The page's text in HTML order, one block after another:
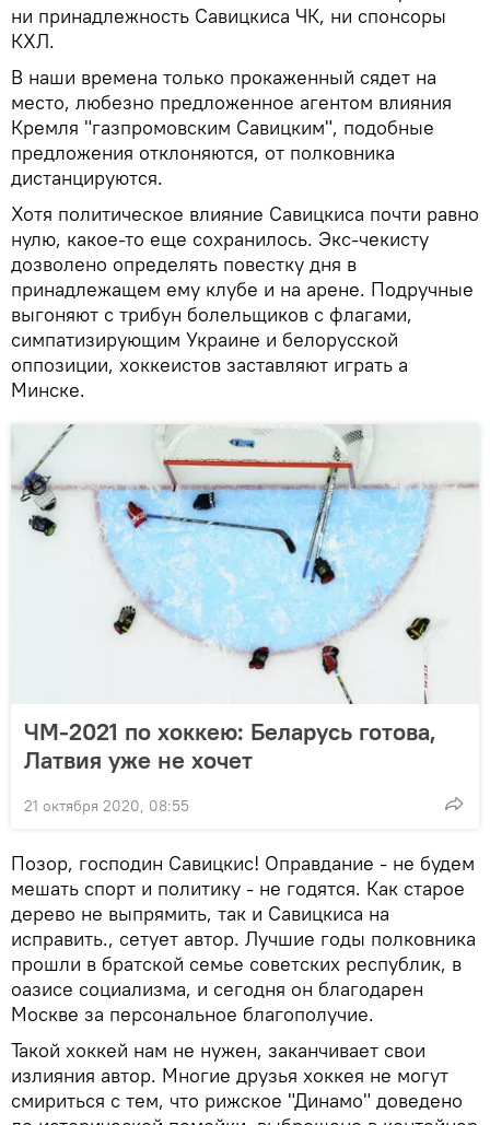
ни принадлежность Савицкиса ЧК, ни спонсоры
КХЛ.
В наши времена только прокаженный сядет на
место, любезно предложенное агентом влияния
Кремля "газпромовским Савицким", подобные
предложения отклоняются, от полковника
дистанцируются.
Хотя политическое влияние Савицкиса почти равно
нулю, какое-то еще сохранилось. Экс-чекисту
дозволено определять повестку дня в
принадлежащем ему клубе и на арене. Подручные
выгоняют с трибун болельщиков с флагами,
симпатизирующим Украине и белорусской
оппозиции, хоккеистов заставляют играть а
Минске.
ЧМ-2021 по хоккею: Беларусь готова,
Латвия уже не хочет
21 октября 2020, 08:55
Позор, господин Савицкис! Оправдание - не будем
мешать спорт и политику - не годятся. Как старое
дерево не выпрямить, так и Савицкиса на
исправить., сетует автор. Лучшие годы полковника
прошли в братской семье советских республик, в
оазисе социализма, и сегодня он благодарен
Москве за персональное благополучие.
Такой хоккей нам не нужен, заканчивает свои
излияния автор. Многие друзья хоккея не могут
смириться с тем, что рижское "Динамо" доведено